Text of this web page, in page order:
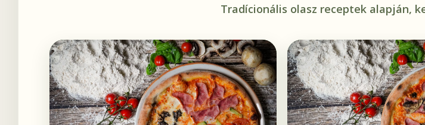
Tradícionális olasz receptek alapján,